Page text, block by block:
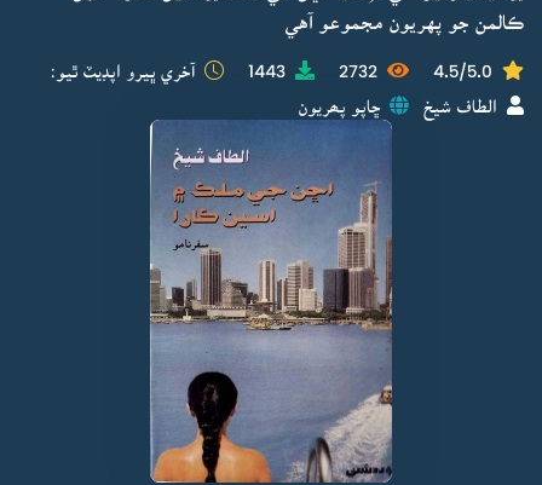
ڪالمن جو پهريون مجموعو آهي
4.5/5.0
2732
1443 آخري ڀيرو اپڊيٽ ٿيو:
الطاف شيخ ڇاپو پھريون